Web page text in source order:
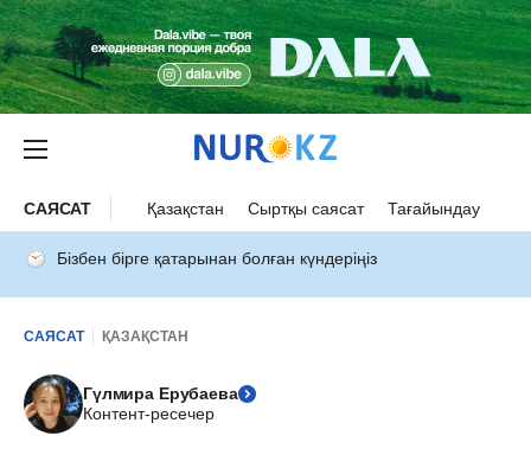
САЯСАТ Қазақстан Сыртқы саясат Тағайындау
Бізбен бірге қатарынан болған күндеріңіз
САЯСАТ ҚАЗАҚСТАН
Гүлмира Ерубаева
Контент-ресечер